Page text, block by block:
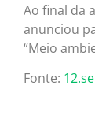
Ao final da
anunciou
“Meio
Fonte: